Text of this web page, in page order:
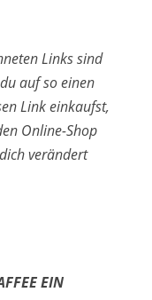
Links sind
auf so einen
Link einkaufst,
Online-Shop
verändert
EIN